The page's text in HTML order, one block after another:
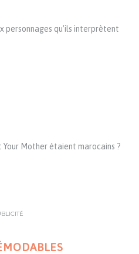
personnages qu’ils interprètent
Your Mother étaient marocains ?